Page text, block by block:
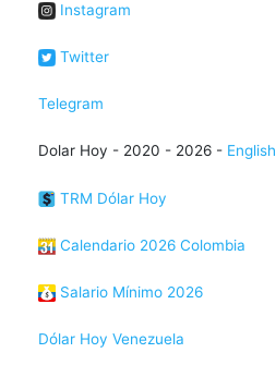
Instagram
Twitter
Telegram
Dolar Hoy - 2020 - 2026 - English
TRM Dólar Hoy
Calendario 2026 Colombia
Salario Mínimo 2026
Dólar Hoy Venezuela